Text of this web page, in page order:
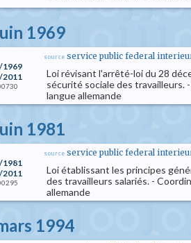
1969
source service public federal
Loi révisant l'arrêté-loi du 28
sécurité sociale des travailleurs.
langue allemande
1981
source service public federal
Loi établissant les principes
des travailleurs salariés. -
allemande
1994